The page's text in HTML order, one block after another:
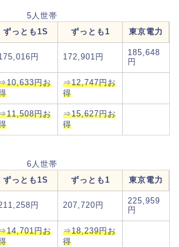
5人世帯
ずっとも1S
ずっとも1 東京電力
円 172,901円
185,648
円
円お
⇒12,747円お
得
円お
⇒15,627円お
得
6人世帯
ずっとも1S
ずっとも1 東京電力
円 207,720円
225,959
円
円お
⇒18,239円お
得